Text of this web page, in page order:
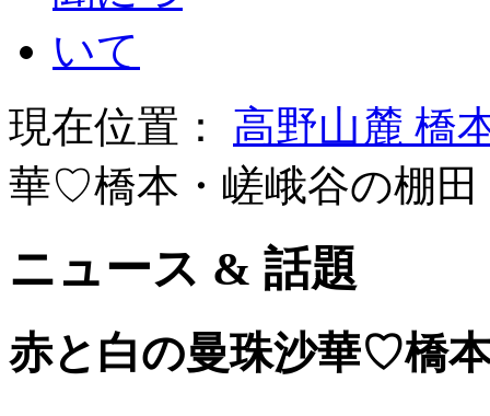
現在位置： 高野山麓 橋
華♡橋本・嵯峨谷の棚田
ニュース & 話題
赤と白の曼珠沙華♡橋